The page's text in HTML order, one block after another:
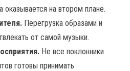
на втором плане.
Перегрузка образами и
от самой музыки.
Не все поклонники
готовы принимать